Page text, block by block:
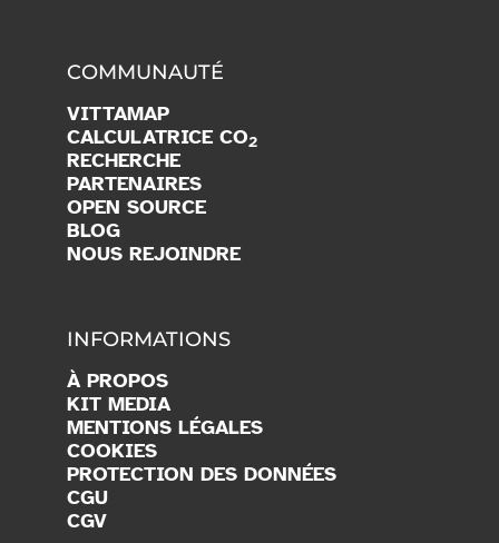
COMMUNAUTÉ
VITTAMAP
CALCULATRICE CO2
RECHERCHE
PARTENAIRES
OPEN SOURCE
BLOG
NOUS REJOINDRE
INFORMATIONS
À PROPOS
KIT MEDIA
MENTIONS LÉGALES
COOKIES
PROTECTION DES DONNÉES
CGU
CGV